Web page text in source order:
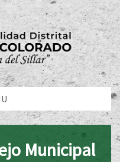
Municipal